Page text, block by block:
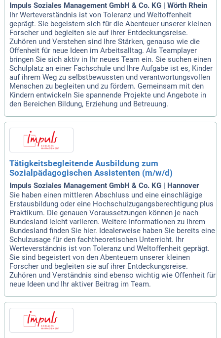
Impuls Soziales Management GmbH & Co. KG | Wörth Rhein
Ihr Werteverständnis ist von Toleranz und Weltoffenheit
geprägt. Sie begeistern sich für die Abenteuer unserer kleinen
Forscher und begleiten sie auf ihrer Entdeckungsreise.
Zuhören und Verstehen sind Ihre Stärken, genauso wie die
Offenheit für neue Ideen im Arbeitsalltag. Als Teamplayer
bringen Sie sich aktiv in Ihr neues Team ein. Sie suchen einen
Schulplatz an einer Fachschule und Ihre Aufgabe ist es, Kinder
auf ihrem Weg zu selbstbewussten und verantwortungsvollen
Menschen zu begleiten und zu fördern. Gemeinsam mit den
Kindern entwickeln Sie spannende Projekte und Angebote in
den Bereichen Bildung, Erziehung und Betreuung.
Tätigkeitsbegleitende Ausbildung zum
Sozialpädagogischen Assistenten (m/w/d)
Impuls Soziales Management GmbH & Co. KG | Hannover
Sie haben einen mittleren Abschluss und eine einschlägige
Erstausbildung oder eine Hochschulzugangsberechtigung plus
Praktikum. Die genauen Voraussetzungen können je nach
Bundesland leicht variieren. Weitere Informationen zu Ihrem
Bundesland finden Sie hier. Idealerweise haben Sie bereits eine
Schulzusage für den fachtheoretischen Unterricht. Ihr
Werteverständnis ist von Toleranz und Weltoffenheit geprägt.
Sie sind begeistert von den Abenteuern unserer kleinen
Forscher und begleiten sie auf ihrer Entdeckungsreise.
Zuhören und Verständnis sind ebenso wichtig wie Offenheit für
neue Ideen und Ihr aktiver Beitrag im Team.